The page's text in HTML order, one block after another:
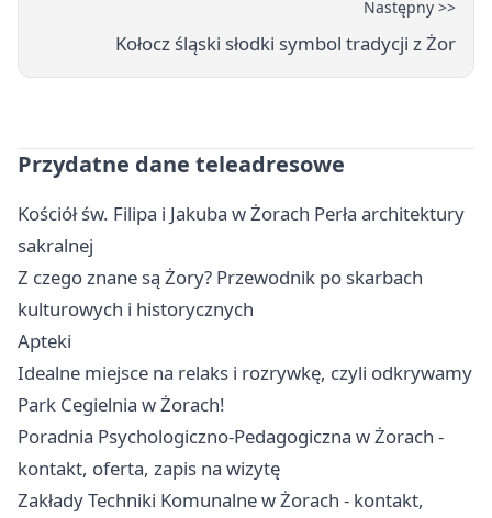
Następny >>
Kołocz śląski słodki symbol tradycji z Żor
Przydatne dane teleadresowe
Kościół św. Filipa i Jakuba w Żorach Perła architektury
sakralnej
Z czego znane są Żory? Przewodnik po skarbach
kulturowych i historycznych
Apteki
Idealne miejsce na relaks i rozrywkę, czyli odkrywamy
Park Cegielnia w Żorach!
Poradnia Psychologiczno-Pedagogiczna w Żorach -
kontakt, oferta, zapis na wizytę
Zakłady Techniki Komunalne w Żorach - kontakt,